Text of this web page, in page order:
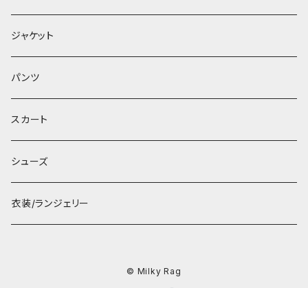
ジャケット
パンツ
スカート
シューズ
衣装/ランジェリー
© Milky Rag